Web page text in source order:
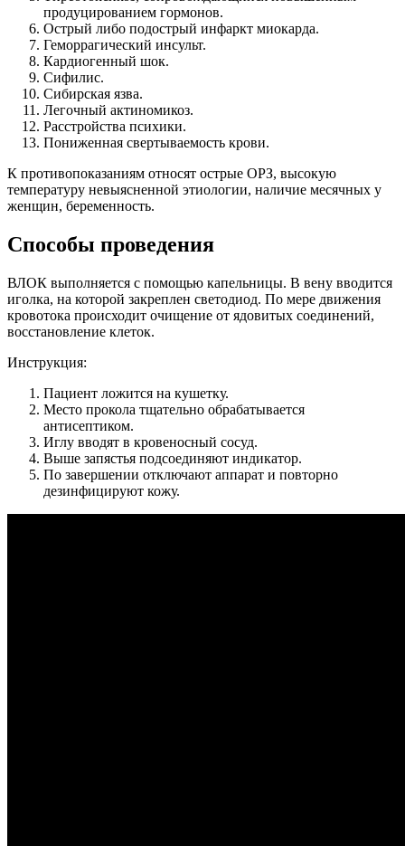
продуцированием гормонов.
Острый либо подострый инфаркт миокарда.
Геморрагический инсульт.
Кардиогенный шок.
Сифилис.
Сибирская язва.
Легочный актиномикоз.
Расстройства психики.
Пониженная свертываемость крови.
К противопоказаниям относят острые ОРЗ, высокую
температуру невыясненной этиологии, наличие месячных у
женщин, беременность.
Способы проведения
ВЛОК выполняется с помощью капельницы. В вену вводится
иголка, на которой закреплен светодиод. По мере движения
кровотока происходит очищение от ядовитых соединений,
восстановление клеток.
Инструкция:
Пациент ложится на кушетку.
Место прокола тщательно обрабатывается
антисептиком.
Иглу вводят в кровеносный сосуд.
Выше запястья подсоединяют индикатор.
По завершении отключают аппарат и повторно
дезинфицируют кожу.